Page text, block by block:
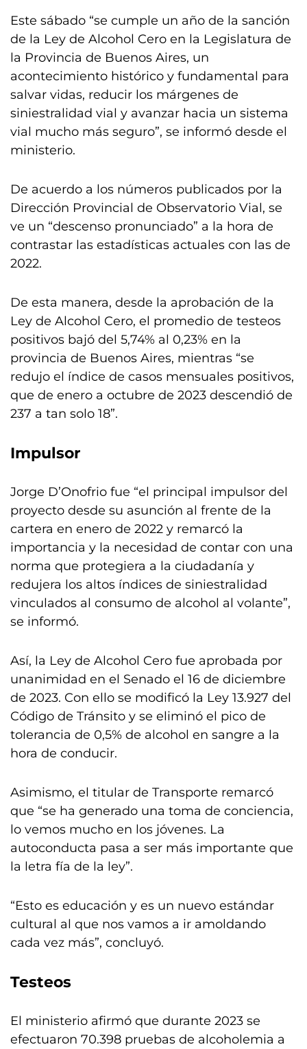
Este sábado “se cumple un año de la sanción
de la Ley de Alcohol Cero en la Legislatura de
la Provincia de Buenos Aires, un
acontecimiento histórico y fundamental para
salvar vidas, reducir los márgenes de
siniestralidad vial y avanzar hacia un sistema
vial mucho más seguro”, se informó desde el
ministerio.
De acuerdo a los números publicados por la
Dirección Provincial de Observatorio Vial, se
ve un “descenso pronunciado” a la hora de
contrastar las estadísticas actuales con las de
2022.
De esta manera, desde la aprobación de la
Ley de Alcohol Cero, el promedio de testeos
positivos bajó del 5,74% al 0,23% en la
provincia de Buenos Aires, mientras “se
redujo el índice de casos mensuales positivos,
que de enero a octubre de 2023 descendió de
237 a tan solo 18”.
Impulsor
Jorge D’Onofrio fue “el principal impulsor del
proyecto desde su asunción al frente de la
cartera en enero de 2022 y remarcó la
importancia y la necesidad de contar con una
norma que protegiera a la ciudadanía y
redujera los altos índices de siniestralidad
vinculados al consumo de alcohol al volante”,
se informó.
Así, la Ley de Alcohol Cero fue aprobada por
unanimidad en el Senado el 16 de diciembre
de 2023. Con ello se modificó la Ley 13.927 del
Código de Tránsito y se eliminó el pico de
tolerancia de 0,5% de alcohol en sangre a la
hora de conducir.
Asimismo, el titular de Transporte remarcó
que “se ha generado una toma de conciencia,
lo vemos mucho en los jóvenes. La
autoconducta pasa a ser más importante que
la letra fía de la ley”.
“Esto es educación y es un nuevo estándar
cultural al que nos vamos a ir amoldando
cada vez más”, concluyó.
Testeos
El ministerio afirmó que durante 2023 se
efectuaron 70.398 pruebas de alcoholemia a